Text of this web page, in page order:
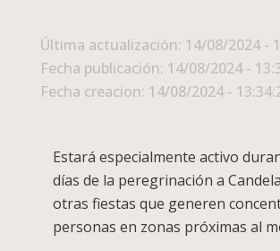
Última actualización: 14/08/2024 -
Fecha publicación: 14/08/2024 -
Fecha creacion: 14/08/2024 -
Estará especialmente activo
días de la peregrinación a
otras fiestas que generen
personas en zonas próximas al